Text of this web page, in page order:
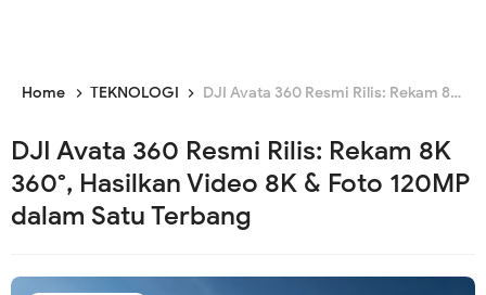
Home TEKNOLOGI DJI Avata 360 Resmi Rilis: Rekam 8K 360°, Hasilkan Video 8K & Foto 120MP dalam Satu Terbang
DJI Avata 360 Resmi Rilis: Rekam 8K
360°, Hasilkan Video 8K & Foto 120MP
dalam Satu Terbang